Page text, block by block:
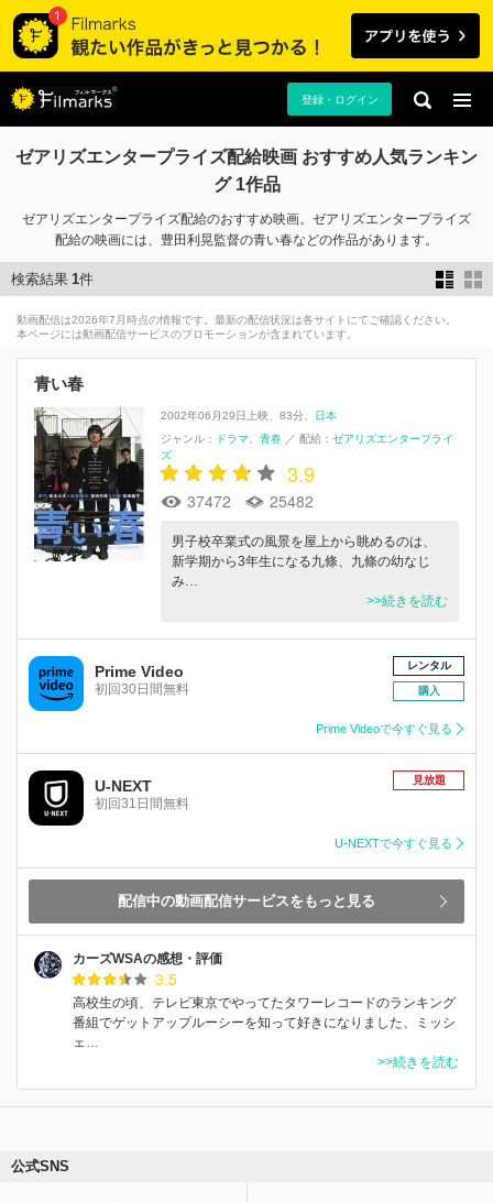
登録・ログイン
ゼアリズエンタープライズ配給映画 おすすめ人気ランキン
グ 1作品
ゼアリズエンタープライズ配給のおすすめ映画。ゼアリズエンタープライズ
配給の映画には、豊田利晃監督の青い春などの作品があります。
検索結果 1件
動画配信は2026年7月時点の情報です。最新の配信状況は各サイトにてご確認ください。
本ページには動画配信サービスのプロモーションが含まれています。
青い春
2002年06月29日上映 83分
日本
ジャンル：
ドラマ 青春 ／ 配給： ゼアリズエンタープライ
ズ
3.9
37472 25482
男子校卒業式の風景を屋上から眺めるのは、
新学期から3年生になる九條、九條の幼なじ
み…
>>続きを読む
Prime Video
初回30日間無料
レンタル
購入
Prime Videoで今すぐ見る
U-NEXT
初回31日間無料
見放題
U-NEXTで今すぐ見る
配信中の動画配信サービスをもっと見る
カーズWSAの感想・評価
3.5
高校生の頃、テレビ東京でやってたタワーレコードのランキング
番組でゲットアップルーシーを知って好きになりました、ミッシ
ェ…
>>続きを読む
公式SNS